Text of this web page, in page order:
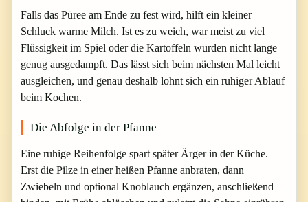
Falls das Püree am Ende zu fest wird, hilft ein kleiner
Schluck warme Milch. Ist es zu weich, war meist zu viel
Flüssigkeit im Spiel oder die Kartoffeln wurden nicht lange
genug ausgedampft. Das lässt sich beim nächsten Mal leicht
ausgleichen, und genau deshalb lohnt sich ein ruhiger Ablauf
beim Kochen.
Die Abfolge in der Pfanne
Eine ruhige Reihenfolge spart später Ärger in der Küche.
Erst die Pilze in einer heißen Pfanne anbraten, dann
Zwiebeln und optional Knoblauch ergänzen, anschließend